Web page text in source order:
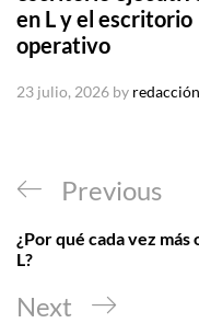
en L y el escritorio
operativo
23 julio, 2026 by redacción
Navegación
de
entradas
Previous
Post
Previous
¿Por qué cada vez
L?
Next
Next